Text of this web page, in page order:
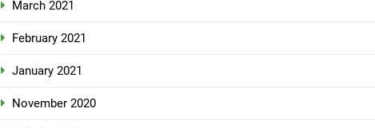
March 2021
February 2021
January 2021
November 2020